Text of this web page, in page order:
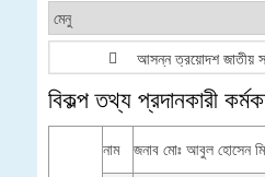
আসন্ন ত্রয়োদশ জাতীয়
বিকল্প তথ্য প্রদানকারী
নাম জনাব মোঃ আবুল হোসেন